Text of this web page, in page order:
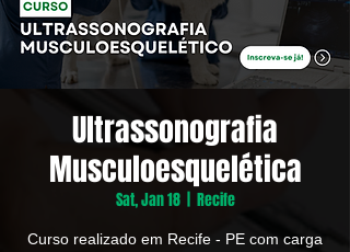
Ultrassonografia
Musculoesquelética
Sat, Jan 18
  |
Recife
Curso realizado em Recife - PE com carga